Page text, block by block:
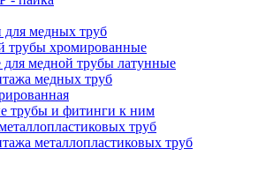
медных труб
трубы хромированные
медной трубы латунные
медных труб
трубы и фитинги к ним
труб
металлопластиковых труб